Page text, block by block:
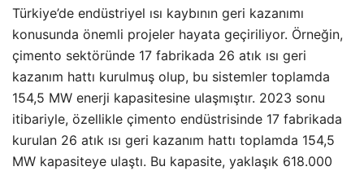
Türkiye’de endüstriyel ısı kaybının geri kazanımı
konusunda önemli projeler hayata geçiriliyor. Örneğin,
çimento sektöründe 17 fabrikada 26 atık ısı geri
kazanım hattı kurulmuş olup, bu sistemler toplamda
154,5 MW enerji kapasitesine ulaşmıştır. 2023 sonu
itibariyle, özellikle çimento endüstrisinde 17 fabrikada
kurulan 26 atık ısı geri kazanım hattı toplamda 154,5
MW kapasiteye ulaştı. Bu kapasite, yaklaşık 618.000